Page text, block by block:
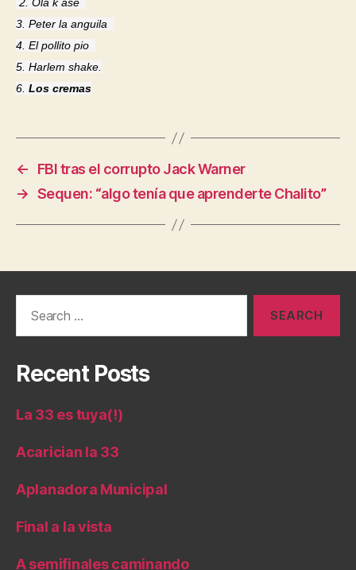
3. Peter la anguila
4. El pollito pio
5. Harlem shake.
6. Los cremas
←
FBI tras el corrupto Jack Warner
→ Sequen: “algo tenía que aprenderte Chalito”
Recent Posts
La 33 es tuya(!)
Acarician la 33
Aplanadora Municipal
Final a la vista
A semifinales caminando